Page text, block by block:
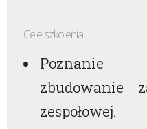
Cele szkolenia:
Poznanie
zbudowanie
zespołowej.